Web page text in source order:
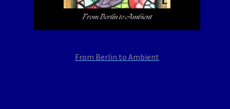
From Berlin to Ambient